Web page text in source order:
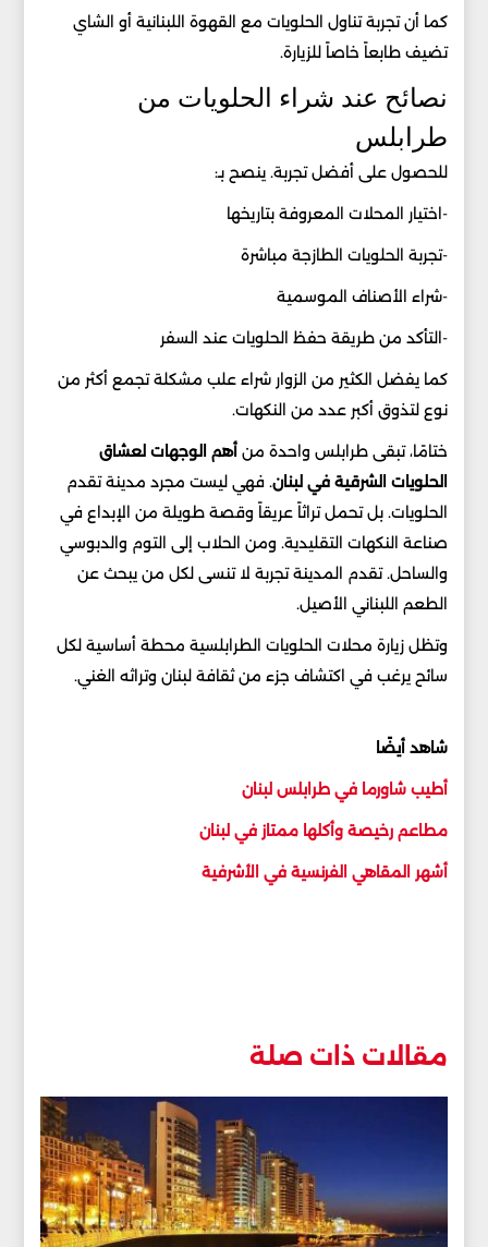
كما أن تجربة تناول الحلويات مع القهوة اللبنانية أو الشاي
تضيف طابعاً خاصاً للزيارة.
نصائح عند شراء الحلويات من
طرابلس
للحصول على أفضل تجربة. ينصح بـ:
-اختيار المحلات المعروفة بتاريخها
-تجربة الحلويات الطازجة مباشرة
-شراء الأصناف الموسمية
-التأكد من طريقة حفظ الحلويات عند السفر
كما يفضل الكثير من الزوار شراء علب مشكلة تجمع أكثر من
نوع لتذوق أكبر عدد من النكهات.
ختامًا، تبقى طرابلس واحدة منأهم الوجهات لعشاق
الحلويات الشرقية في لبنان. فهي ليست مجرد مدينة تقدم
الحلويات. بل تحمل تراثاً عريقاً وقصة طويلة من الإبداع في
صناعة النكهات التقليدية. ومن الحلاب إلى التوم والدبوسي
والساحل. تقدم المدينة تجربة لا تنسى لكل من يبحث عن
الطعم اللبناني الأصيل.
وتظل زيارة محلات الحلويات الطرابلسية محطة أساسية لكل
سائح يرغب في اكتشاف جزء من ثقافة لبنان وتراثه الغني.
شاهد أيضًا
أطيب شاورما في طرابلس لبنان
مطاعم رخيصة وأكلها ممتاز في لبنان
أشهر المقاهي الفرنسية في الأشرفية
مقالات ذات صلة